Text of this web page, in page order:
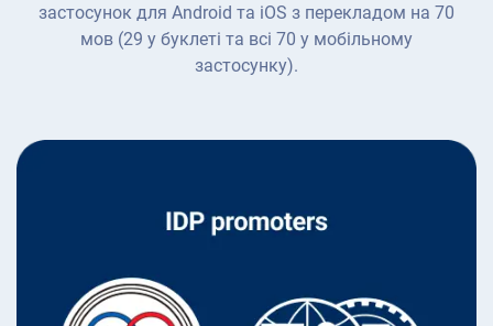
застосунок для Android та iOS з перекладом на 70
мов (29 у буклеті та всі 70 у мобільному
застосунку).